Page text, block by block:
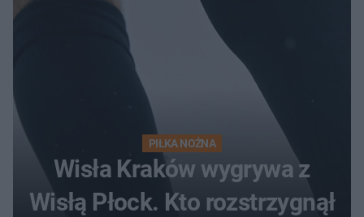
PIŁKA NOŻNA
Wisła Kraków wygrywa z
Wisłą Płock. Kto rozstrzygnął